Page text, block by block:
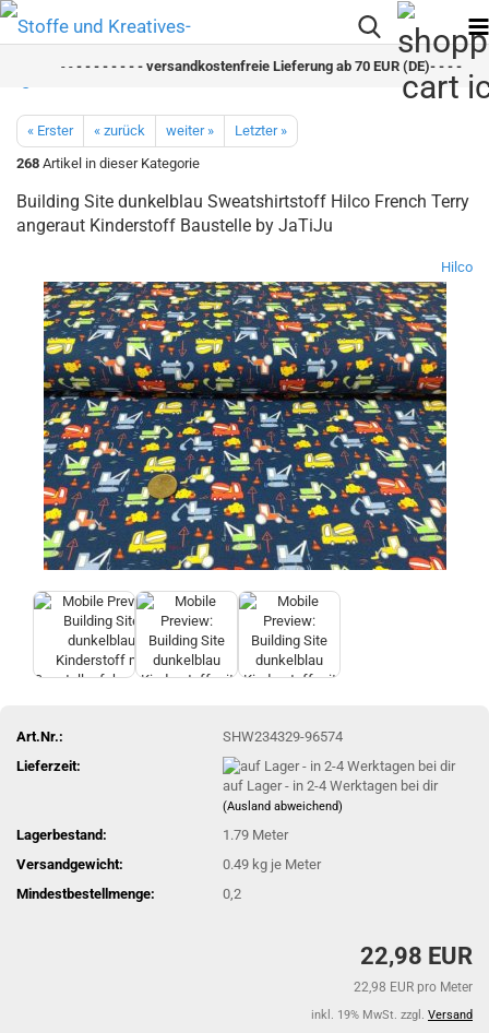
- - - - - - - - versandkostenfreie Lieferung ab 70 EUR (DE)- - - - - - -
« Erster « zurück weiter »
Letzter »
268 Artikel in dieser Kategorie
Building Site dunkelblau Sweatshirtstoff Hilco French Terry
angeraut Kinderstoff Baustelle by JaTiJu
Hilco
Art.Nr.:
SHW234329-96574
Lieferzeit:
auf Lager - in 2-4 Werktagen bei dir
(Ausland abweichend)
Lagerbestand: 1.79 Meter
Versandgewicht:
0.49 kg je Meter
Mindestbestellmenge:
0,2
22,98 EUR
22,98 EUR pro Meter
inkl. 19% MwSt. zzgl. Versand